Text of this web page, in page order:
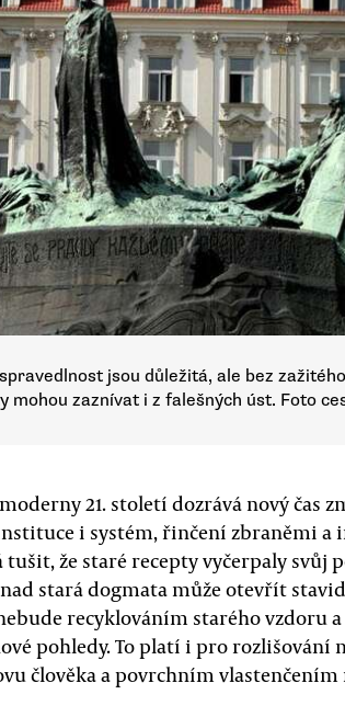
jsou důležitá, ale bez
mohou zaznívat i z falešných úst. Foto
21. století dozrává nový čas
i systém, řinčení zbraněmi a
tušit, že staré recepty vyčerpaly svůj
stará dogmata může otevřít
recyklováním starého vzdoru
pohledy. To platí i pro rozlišování
člověka a povrchním